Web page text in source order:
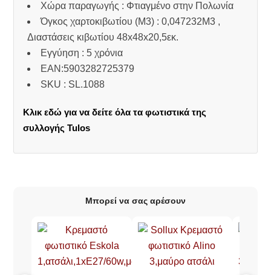
Χώρα παραγωγής : Φτιαγμένο στην Πολωνία
Όγκος χαρτοκιβωτίου (M3) : 0,047232M3 ,
Διαστάσεις κιβωτίου 48x48x20,5εκ.
Εγγύηση : 5 χρόνια
EAN:5903282725379
SKU : SL.1088
Κλικ εδώ για να δείτε όλα τα φωτιστικά της
συλλογής Tulos
Μπορεί να σας αρέσουν